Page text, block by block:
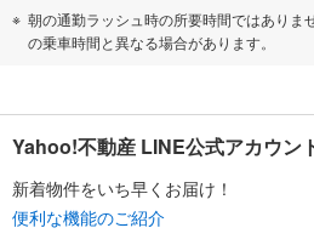
朝の通勤ラッシュ時の所要時間ではありま
の乗車時間と異なる場合があります。
Yahoo!不動産 LINE公式アカウン
新着物件をいち早くお届け！
便利な機能のご紹介